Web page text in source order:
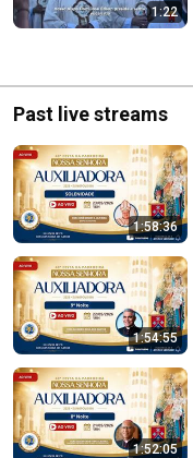
1:22
Past live streams
1:58:36
1:54:55
1:52:05